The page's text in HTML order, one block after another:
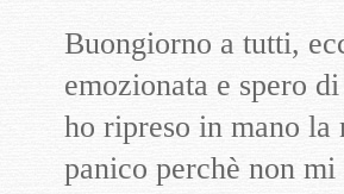
Buongiorno a tutti,
emozionata e spero
ho ripreso in mano
panico perchè non